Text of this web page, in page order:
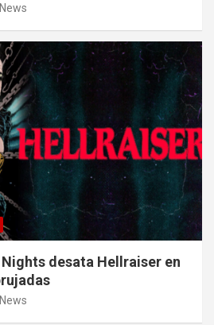
desata Hellraiser en